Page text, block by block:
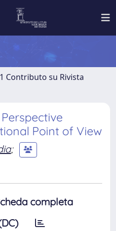
1 Contributo su Rivista
Point of View
;
completa